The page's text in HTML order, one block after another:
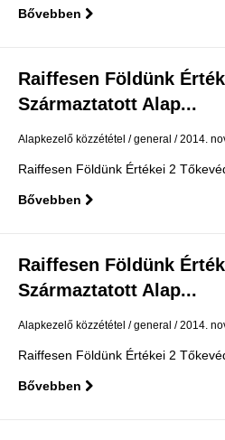
Bővebben
Raiffesen Földünk
Származtatott Alap...
Alapkezelő közzététel general 2014.
Raiffesen Földünk Értékei 2
Bővebben
Raiffesen Földünk
Származtatott Alap...
Alapkezelő közzététel general 2014.
Raiffesen Földünk Értékei 2
Bővebben